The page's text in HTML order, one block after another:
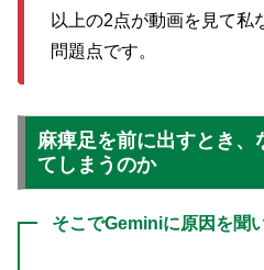
以上の2点が動画を見て私
問題点です。
麻痺足を前に出すとき、
てしまうのか
そこでGeminiに原因を聞